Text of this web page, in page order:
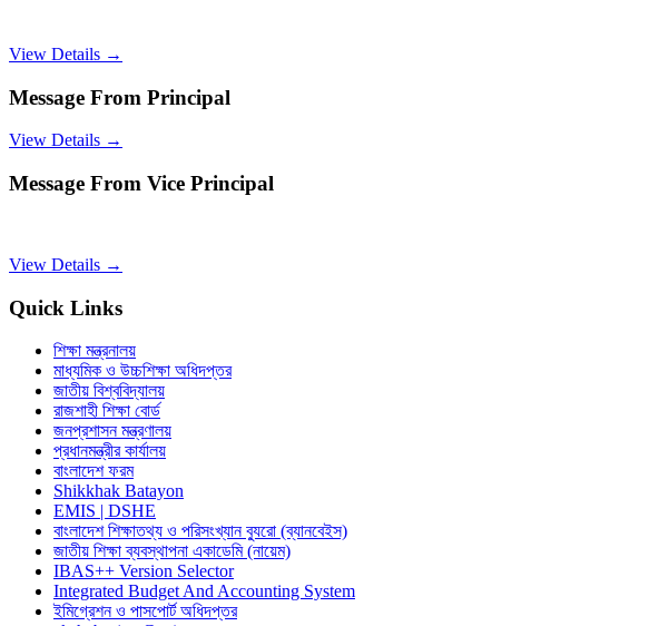
View Details →
Message From Principal
View Details →
Message From Vice Principal
View Details →
Quick Links
শিক্ষা মন্ত্রনালয়
মাধ্যমিক ও উচ্চশিক্ষা অধিদপ্তর
জাতীয় বিশ্ববিদ্যালয়
রাজশাহী শিক্ষা বোর্ড
জনপ্রশাসন মন্ত্রণালয়
প্রধানমন্ত্রীর কার্যালয়
বাংলাদেশ ফরম
Shikkhak Batayon
EMIS | DSHE
বাংলাদেশ শিক্ষাতথ্য ও পরিসংখ্যান ব্যুরো (ব্যানবেইস)
জাতীয় শিক্ষা ব্যবস্থাপনা একাডেমি (নায়েম)
IBAS++ Version Selector
Integrated Budget And Accounting System
ইমিগ্রেশন ও পাসপোর্ট অধিদপ্তর